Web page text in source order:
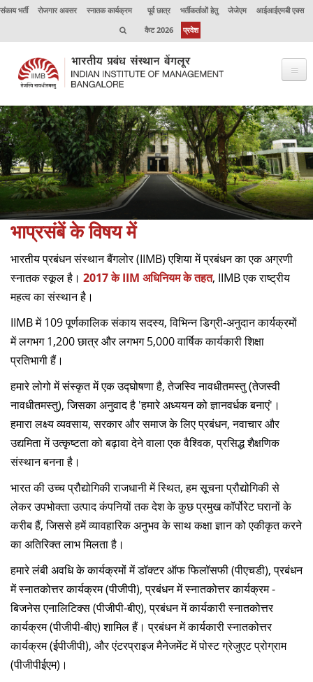
संकाय भर्ती रोजगार अवसर स्नातक कार्यक्रम पूर्व छात्र भर्तीकर्ताओं हेतु जेजेएम
आईआईएमबी एक्स
कैट 2026
प्रवेश
भाप्रसंबें के विषय में
कार्यक्रम
कार्यपालक शिक्षा
उत्कृष्टता केंद्र
संकाय
अनुसंधान
जर्नल
दान
भाप्रसंबें के विषय में
भारतीय प्रबंधन संस्थान बैंगलोर (IIMB) एशिया में प्रबंधन का एक अग्रणी
स्नातक स्कूल है। 2017 के IIM अधिनियम के तहत, IIMB एक राष्ट्रीय
महत्व का संस्थान है।
IIMB में 109 पूर्णकालिक संकाय सदस्य, विभिन्न डिग्री-अनुदान कार्यक्रमों
में लगभग 1,200 छात्र और लगभग 5,000 वार्षिक कार्यकारी शिक्षा
प्रतिभागी हैं।
हमारे लोगो में संस्कृत में एक उद्घोषणा है, तेजस्वि नावधीतमस्तु (तेजस्वी
नावधीतमस्तु), जिसका अनुवाद है 'हमारे अध्ययन को ज्ञानवर्धक बनाएं'।
हमारा लक्ष्य व्यवसाय, सरकार और समाज के लिए प्रबंधन, नवाचार और
उद्यमिता में उत्कृष्टता को बढ़ावा देने वाला एक वैश्विक, प्रसिद्ध शैक्षणिक
संस्थान बनना है।
भारत की उच्च प्रौद्योगिकी राजधानी में स्थित, हम सूचना प्रौद्योगिकी से
लेकर उपभोक्ता उत्पाद कंपनियों तक देश के कुछ प्रमुख कॉर्पोरेट घरानों के
करीब हैं, जिससे हमें व्यावहारिक अनुभव के साथ कक्षा ज्ञान को एकीकृत करने
का अतिरिक्त लाभ मिलता है।
हमारे लंबी अवधि के कार्यक्रमों में डॉक्टर ऑफ फिलॉसफी (पीएचडी), प्रबंधन
में स्नातकोत्तर कार्यक्रम (पीजीपी), प्रबंधन में स्नातकोत्तर कार्यक्रम -
बिजनेस एनालिटिक्स (पीजीपी-बीए), प्रबंधन में कार्यकारी स्नातकोत्तर
कार्यक्रम (पीजीपी-बीए) शामिल हैं। प्रबंधन में कार्यकारी स्नातकोत्तर
कार्यक्रम (ईपीजीपी), और एंटरप्राइज मैनेजमेंट में पोस्ट ग्रेजुएट प्रोग्राम
(पीजीपीईएम)।